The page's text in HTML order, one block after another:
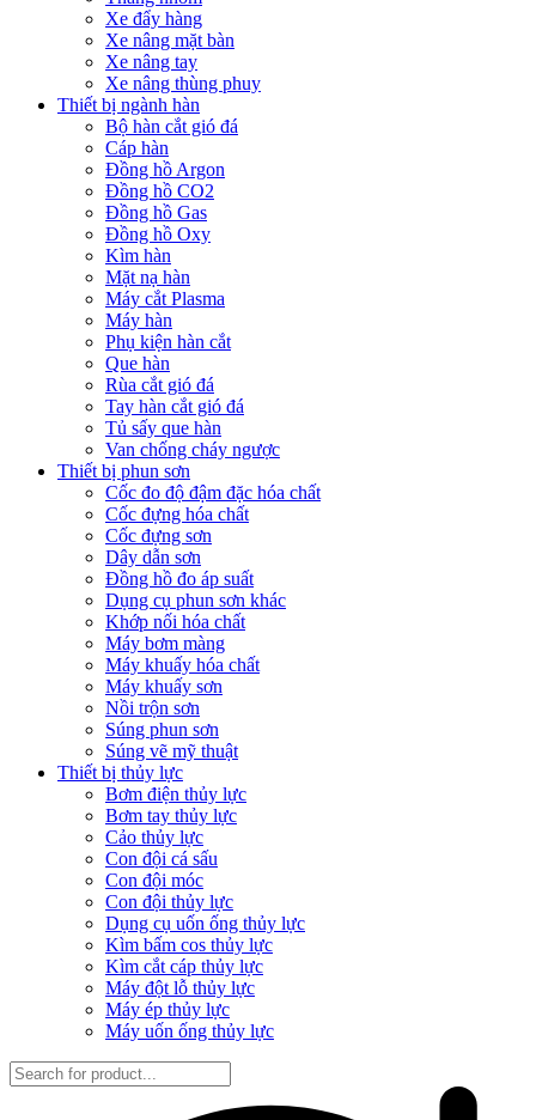
Xe đẩy hàng
Xe nâng mặt bàn
Xe nâng tay
Xe nâng thùng phuy
Thiết bị ngành hàn
Bộ hàn cắt gió đá
Cáp hàn
Đồng hồ Argon
Đồng hồ CO2
Đồng hồ Gas
Đồng hồ Oxy
Kìm hàn
Mặt nạ hàn
Máy cắt Plasma
Máy hàn
Phụ kiện hàn cắt
Que hàn
Rùa cắt gió đá
Tay hàn cắt gió đá
Tủ sấy que hàn
Van chống cháy ngược
Thiết bị phun sơn
Cốc đo độ đậm đặc hóa chất
Cốc đựng hóa chất
Cốc đựng sơn
Dây dẫn sơn
Đồng hồ đo áp suất
Dụng cụ phun sơn khác
Khớp nối hóa chất
Máy bơm màng
Máy khuấy hóa chất
Máy khuấy sơn
Nồi trộn sơn
Súng phun sơn
Súng vẽ mỹ thuật
Thiết bị thủy lực
Bơm điện thủy lực
Bơm tay thủy lực
Cảo thủy lực
Con đội cá sấu
Con đội móc
Con đội thủy lực
Dụng cụ uốn ống thủy lực
Kìm bấm cos thủy lực
Kìm cắt cáp thủy lực
Máy đột lỗ thủy lực
Máy ép thủy lực
Máy uốn ống thủy lực